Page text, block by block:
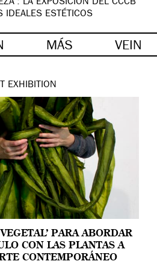
LA EXPOSICIÓN DEL CCCB
IDEALES ESTÉTICOS
MÁS VEIN
EXHIBITION
PARA ABORDAR
CON LAS PLANTAS A
CONTEMPORÁNEO